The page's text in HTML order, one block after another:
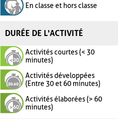
En classe et hors classe
DURÉE DE L'ACTIVITÉ
Activités courtes (< 30
minutes)
Activités développées
(Entre 30 et 60 minutes)
Activités élaborées (> 60
minutes)